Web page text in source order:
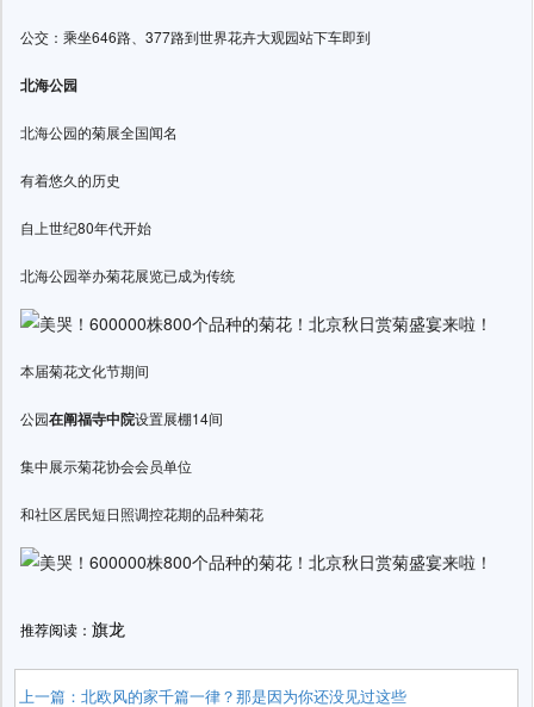
公交：乘坐646路、377路到世界花卉大观园站下车即到
北海公园
北海公园的菊展全国闻名
有着悠久的历史
自上世纪80年代开始
北海公园举办菊花展览已成为传统
本届菊花文化节期间
公园在阐福寺中院设置展棚14间
集中展示菊花协会会员单位
和社区居民短日照调控花期的品种菊花
推荐阅读： 旗龙
上一篇：北欧风的家千篇一律？那是因为你还没见过这些